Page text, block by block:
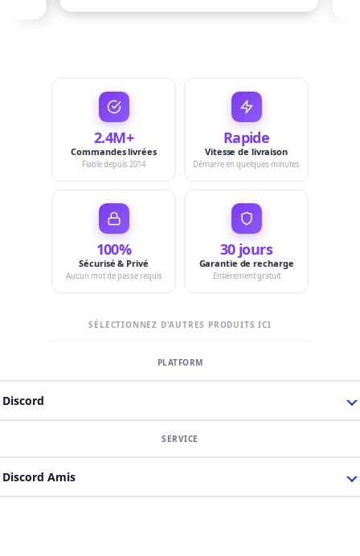
2.4M+
Commandes livrées
Fiable depuis 2014
Rapide
Vitesse de livraison
Démarre en quelques minutes
100%
Sécurisé & Privé
Aucun mot de passe requis
30 jours
Garantie de recharge
Entièrement gratuit
SÉLECTIONNEZ D'AUTRES PRODUITS ICI
Discord
Discord Amis